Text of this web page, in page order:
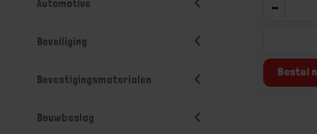
Automotive
Beveiliging
Bevestigingsmaterialen
Bouwbeslag
-
Bestel